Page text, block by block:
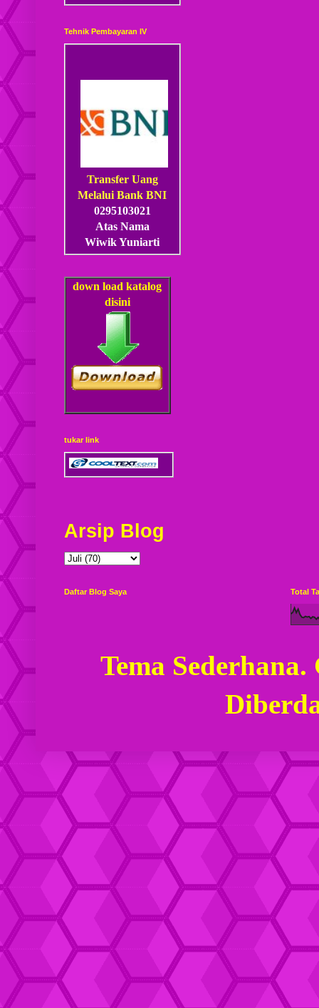
Tehnik Pembayaran IV
Transfer Uang
Melalui Bank BNI
0295103021
Atas Nama
Wiwik Yuniarti
down load katalog
disini
tukar link
Arsip Blog
Daftar Blog Saya Total
Tema